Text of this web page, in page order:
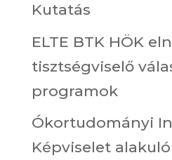
Kutatás
ELTE BTK HÖK
tisztségviselő
programok
Ókortudományi
Képviselet